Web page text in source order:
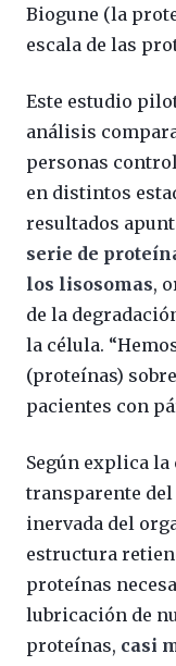
Biogune (la
escala de las
Este estudio
análisis
personas
en distintos
resultados
serie de
los lisosomas,
de la
la célula.
(proteínas)
pacientes con
Según explica la
transparente del
inervada del
estructura
proteínas
lubricación de
proteínas, casi